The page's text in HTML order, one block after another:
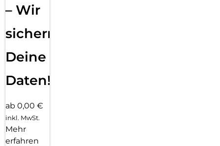
– Wir
sichern
Deine
Daten!
ab 0,00 €
inkl. MwSt.
Mehr
erfahren